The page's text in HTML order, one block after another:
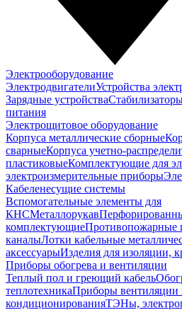
Электрооборудование
ЭлектродвигателиУстройства
Зарядные устройства
питания
Электрощитовое оборудование
Корпуса металлические сборные
сварныеКорпуса учетно-
пластиковыеКомплектующие для
электроизмерительные приборы
Кабеленесущие системы
Вспомогательные элементы для
КНСМеталлорукав
комплектующиеПротивопожарные
каналыЛотки кабельные
аксессуарыИзделия для изоляции,
Приборы обогрева и вентиляции
Теплый пол и греющий кабель
теплотехникаПриборы вентиляции
кондиционированияТЭНы,